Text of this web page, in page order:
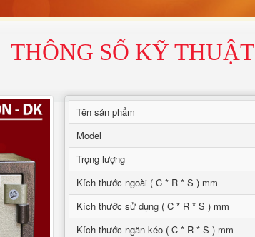
THÔNG SỐ KỸ THUẬT
Tên sản phẩm
Model
Trọng lượng
Kích thước ngoài ( C * R * S ) mm
Kích thước sử dụng ( C * R * S ) mm
Kích thước ngăn kéo ( C * R * S ) mm